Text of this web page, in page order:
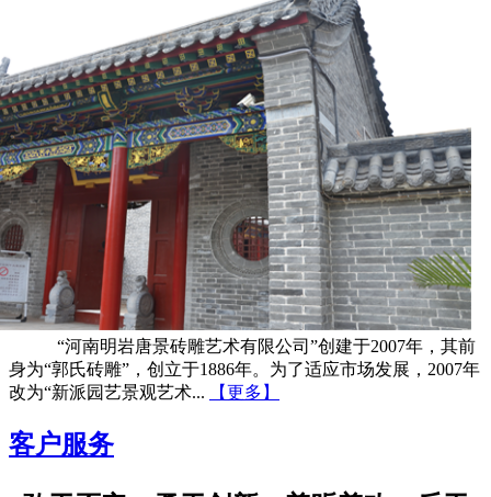
“河南明岩唐景砖雕艺术有限公司”创建于2007年，其前
身为“郭氏砖雕”，创立于1886年。为了适应市场发展，2007年
改为“新派园艺景观艺术...
【更多】
客户服务